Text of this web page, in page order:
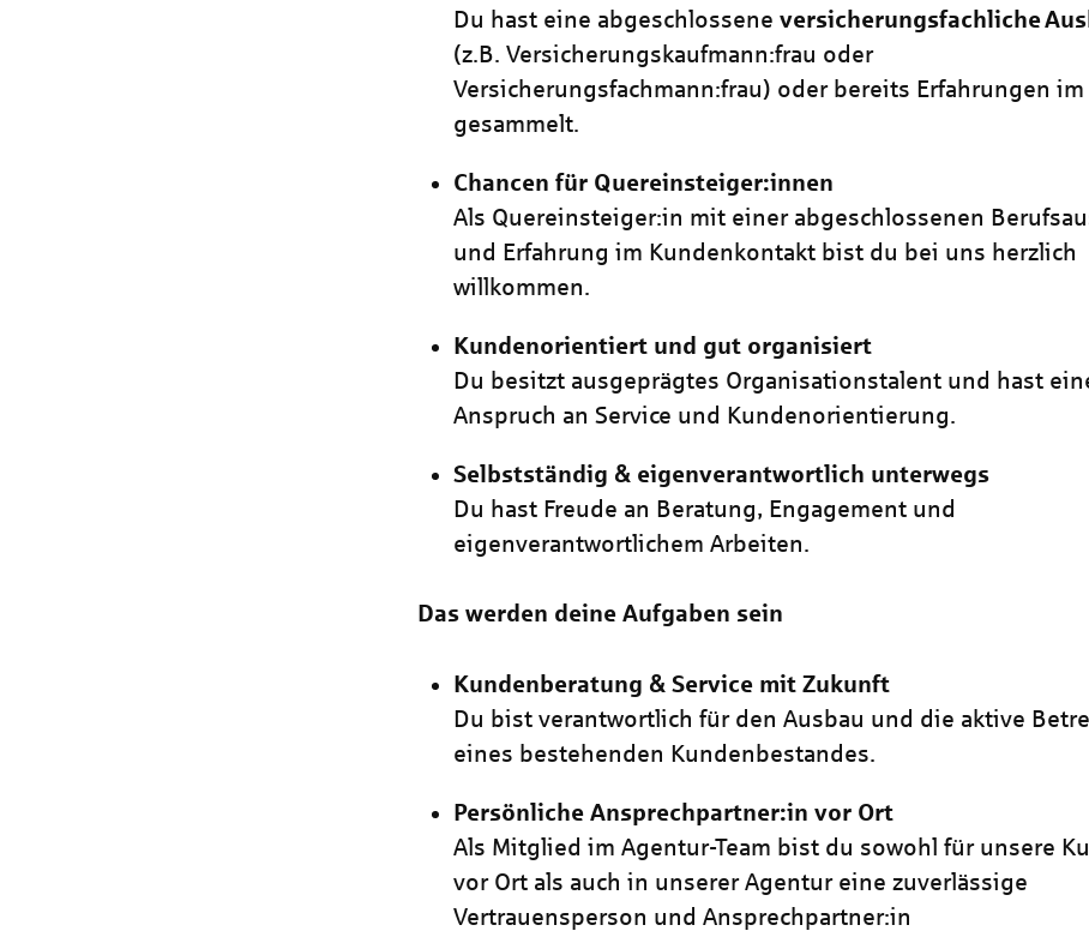
Du hast eine abgeschlosseneversicherungsfachliche
(z.B. Versicherungskaufmann:frau oder
Versicherungsfachmann:frau) oder bereits Erfahrungen
gesammelt.
Chancen für Quereinsteiger:innen
Als Quereinsteiger:in mit einer abgeschlossenen
und Erfahrung im Kundenkontakt bist du bei uns herzlich
willkommen.
Kundenorientiert und gut organisiert
Du besitzt ausgeprägtes Organisationstalent und hast
Anspruch an Service und Kundenorientierung.
Selbstständig & eigenverantwortlich unterwegs
Du hast Freude an Beratung, Engagement und
eigenverantwortlichem Arbeiten.
Das werden deine Aufgaben sein
Kundenberatung & Service mit Zukunft
Du bist verantwortlich für den Ausbau und die aktive
eines bestehenden Kundenbestandes.
Persönliche Ansprechpartner:in vor Ort
Als Mitglied im Agentur-Team bist du sowohl für unsere
vor Ort als auch in unserer Agentur eine zuverlässige
Vertrauensperson und Ansprechpartner:in